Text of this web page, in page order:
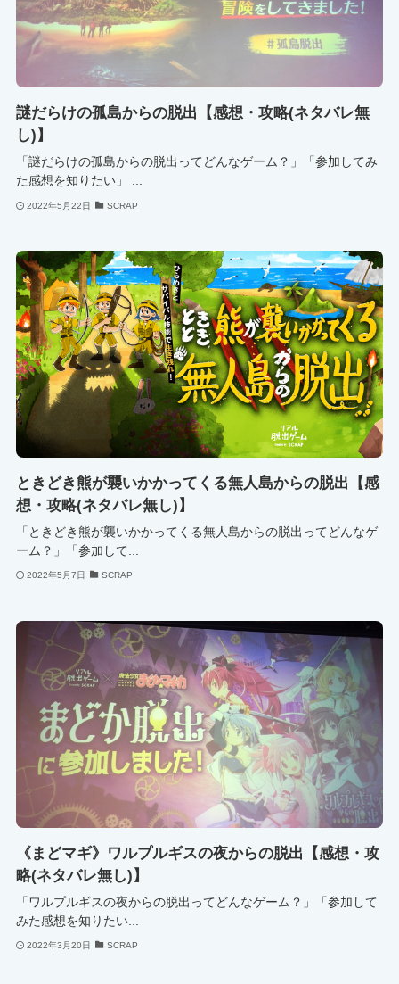
謎だらけの孤島からの脱出【感想・攻略(ネタバレ無
し)】
「謎だらけの孤島からの脱出ってどんなゲーム？」「参加してみ
た感想を知りたい」 ...
2022年5月22日 SCRAP
ときどき熊が襲いかかってくる無人島からの脱出【感
想・攻略(ネタバレ無し)】
「ときどき熊が襲いかかってくる無人島からの脱出ってどんなゲ
ーム？」「参加して...
2022年5月7日 SCRAP
《まどマギ》ワルプルギスの夜からの脱出【感想・攻
略(ネタバレ無し)】
「ワルプルギスの夜からの脱出ってどんなゲーム？」「参加して
みた感想を知りたい...
2022年3月20日 SCRAP